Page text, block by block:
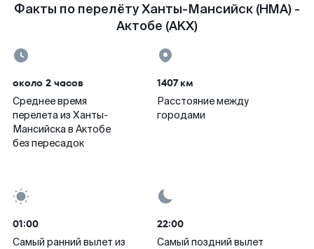
Факты по перелёту Ханты-Мансийск (HMA) -
Актобе (AKX)
около 2 часов
Среднее время
перелета из Ханты-
Мансийска в Актобе
без пересадок
1407 км
Расстояние между
городами
01:00
Самый ранний вылет из
22:00
Самый поздний вылет